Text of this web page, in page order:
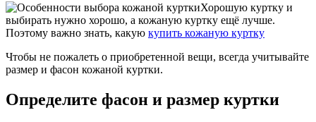
Хорошую куртку и
выбирать нужно хорошо, а кожаную куртку ещё лучше.
Поэтому важно знать, какую купить кожаную куртку
Чтобы не пожалеть о приобретенной вещи, всегда учитывайте
размер и фасон кожаной куртки.
Определите фасон и размер куртки